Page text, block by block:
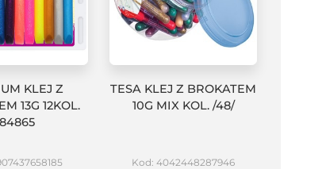
KLEJ Z
13G 12KOL.
TESA KLEJ Z BROKATEM
10G MIX KOL. /48/
Kod: 4042448287946